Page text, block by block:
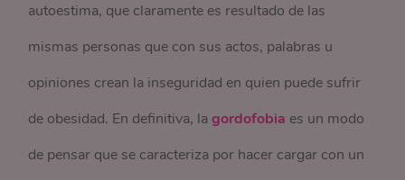
autoestima, que claramente es resultado de las
mismas personas que con sus actos, palabras u
opiniones crean la inseguridad en quien puede sufrir
de obesidad. En definitiva, lagordofobia es un modo
de pensar que se caracteriza por hacer cargar con un